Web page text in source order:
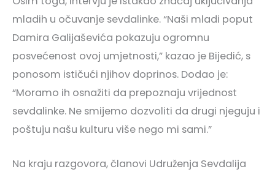
mladih u očuvanje sevdalinke. “Naši mladi poput
Damira Galijaševića pokazuju ogromnu
posvećenost ovoj umjetnosti,” kazao je Bijedić, s
ponosom ističući njihov doprinos. Dodao je:
“Moramo ih osnažiti da prepoznaju vrijednost
sevdalinke. Ne smijemo dozvoliti da drugi njeguju i
poštuju našu kulturu više nego mi sami.”
Na kraju razgovora, članovi Udruženja Sevdalija